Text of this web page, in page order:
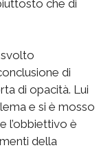
che di
di
di opacità. Lui
e si è mosso
l’obbiettivo è
della